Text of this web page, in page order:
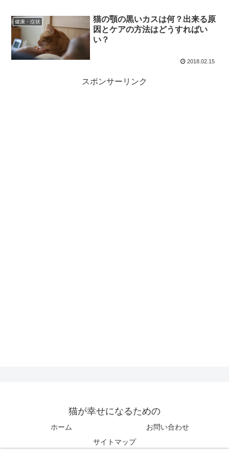
健康・症状
猫の顎の黒いカスは何？出来る原
因とケアの方法はどうすればい
い？
2018.02.15
スポンサーリンク
猫が幸せになるための
ホーム
お問い合わせ
サイトマップ